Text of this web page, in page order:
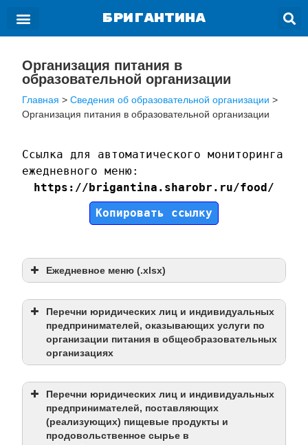
БРИГАНТИНА
Организация питания в
образовательной организации
Главная > Сведения об образовательной организации >
Организация питания в образовательной организации
Ссылка для автоматического мониторинга
https://brigantina.sharobr.ru/food/
Копировать ссылку
Ежедневное меню (.xlsx)
Перечни юридических лиц и индивидуальных
предпринимателей, оказывающих услуги по
организации питания в общеобразовательных
организациях
Перечни юридических лиц и индивидуальных
предпринимателей, поставляющих
(реализующих) пищевые продукты и
продовольственное сырье в